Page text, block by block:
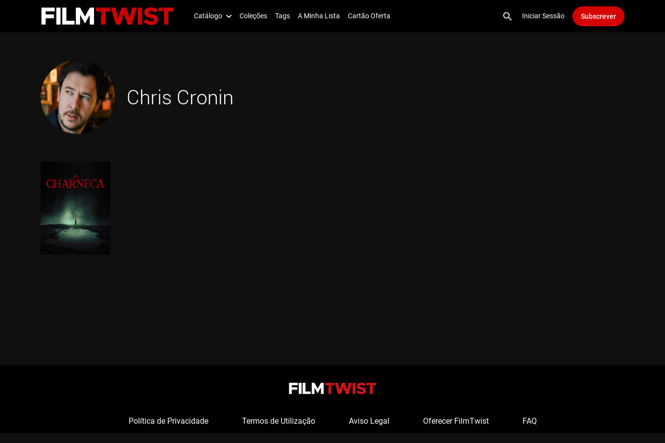
Catálogo Coleções Tags A Minha Lista Cartão Oferta Iniciar Sessão Subscrever
Chris Cronin
Política de Privacidade Termos de Utilização Aviso Legal Oferecer FilmTwist FAQ